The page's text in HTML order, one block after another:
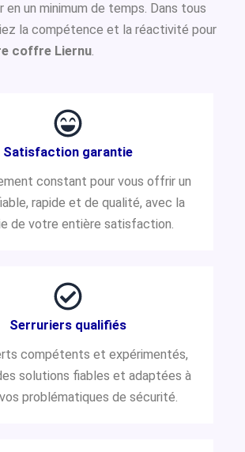
en un minimum de temps. Dans tous
la compétence et la réactivité pour
coffre Liernu.
Satisfaction garantie
constant pour vous offrir un
rapide et de qualité, avec la
de votre entière satisfaction.
Serruriers qualifiés
compétents et expérimentés,
solutions fiables et adaptées à
problématiques de sécurité.